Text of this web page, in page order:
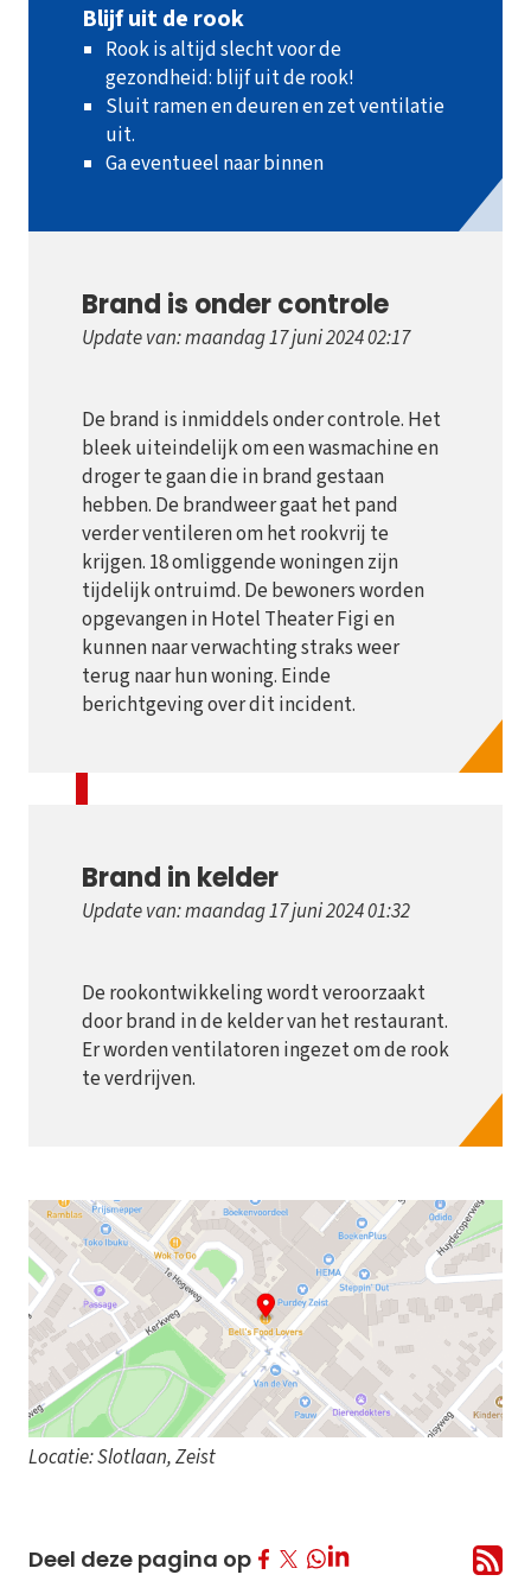
Blijf uit de rook
Rook is altijd slecht voor de
gezondheid: blijf uit de rook!
Sluit ramen en deuren en zet ventilatie
uit.
Ga eventueel naar binnen
Brand is onder controle
Update van: maandag 17 juni 2024 02:17
De brand is inmiddels onder controle. Het
bleek uiteindelijk om een wasmachine en
droger te gaan die in brand gestaan
hebben. De brandweer gaat het pand
verder ventileren om het rookvrij te
krijgen. 18 omliggende woningen zijn
tijdelijk ontruimd. De bewoners worden
opgevangen in Hotel Theater Figi en
kunnen naar verwachting straks weer
terug naar hun woning. Einde
berichtgeving over dit incident.
Brand in kelder
Update van: maandag 17 juni 2024 01:32
De rookontwikkeling wordt veroorzaakt
door brand in de kelder van het restaurant.
Er worden ventilatoren ingezet om de rook
te verdrijven.
Locatie: Slotlaan, Zeist
Deel deze pagina opDeel op Facebook
Deel op Twitter
Deel op Whatsapp
Deel op LinkedIn